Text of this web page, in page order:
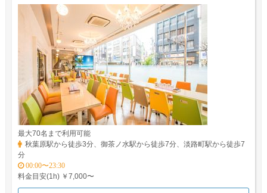
最大70名まで利用可能
秋葉原駅から徒歩3分、御茶ノ水駅から徒歩7分、淡路町駅から徒歩7
分
00:00〜23:30
料金目安(1h) ￥7,000〜